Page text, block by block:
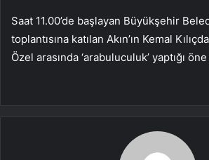
Saat 11.00’de başlayan Büyükşehir
toplantısına katılan Akın’ın Kemal
Özel arasında ‘arabuluculuk’ yaptığı